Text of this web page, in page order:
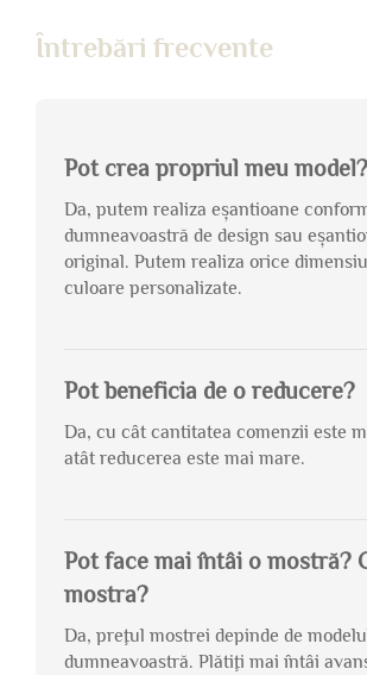
Întrebări frecvente
Pot crea propriul meu model?
Da, putem realiza eșantioane
dumneavoastră de design sau
original. Putem realiza orice
culoare personalizate.
Pot beneficia de o reducere?
Da, cu cât cantitatea comenzii este
atât reducerea este mai mare.
Pot face mai întâi o mostră?
mostra?
Da, preţul mostrei depinde de
dumneavoastră. Plătiţi mai întâi